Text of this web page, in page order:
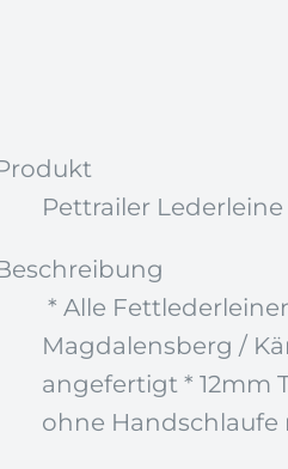
Pettrailer Lederleine
* Alle
Magdalensberg /
angefertigt * 12mm
ohne Handschlaufe